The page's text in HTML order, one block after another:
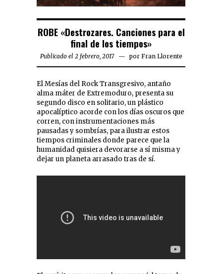
ROBE «Destrozares. Canciones para el
final de los tiempos»
Publicado el 2 febrero, 2017 por Fran Llorente
El Mesías del Rock Transgresivo, antaño
alma máter de Extremoduro, presenta su
segundo disco en solitario, un plástico
apocalíptico acorde con los días oscuros que
corren, con instrumentaciones más
pausadas y sombrías, para ilustrar estos
tiempos criminales donde parece que la
humanidad quisiera devorarse a sí misma y
dejar un planeta arrasado tras de sí.